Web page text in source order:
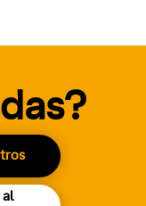
al